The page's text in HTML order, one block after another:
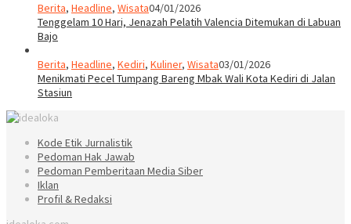
Berita, Headline, Wisata04/01/2026
Tenggelam 10 Hari, Jenazah Pelatih Valencia Ditemukan di Labuan
Bajo
Berita, Headline, Kediri, Kuliner, Wisata03/01/2026
Menikmati Pecel Tumpang Bareng Mbak Wali Kota Kediri di Jalan
Stasiun
Kode Etik Jurnalistik
Pedoman Hak Jawab
Pedoman Pemberitaan Media Siber
Iklan
Profil & Redaksi